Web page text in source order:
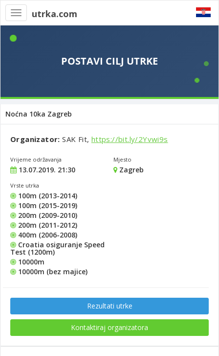
Toggle
navigation
utrka.com
Noćna 10ka Zagreb
Organizator:SAK Fit, https://bit.ly/2Yvwi9s
Vrijeme održavanja
13.07.2019. 21:30
Mjesto
Zagreb
Vrste utrka
100m (2013-2014)
100m (2015-2019)
200m (2009-2010)
200m (2011-2012)
400m (2006-2008)
Croatia osiguranje Speed
Test (1200m)
10000m
10000m (bez majice)
Rezultati utrke
Kontaktiraj organizatora